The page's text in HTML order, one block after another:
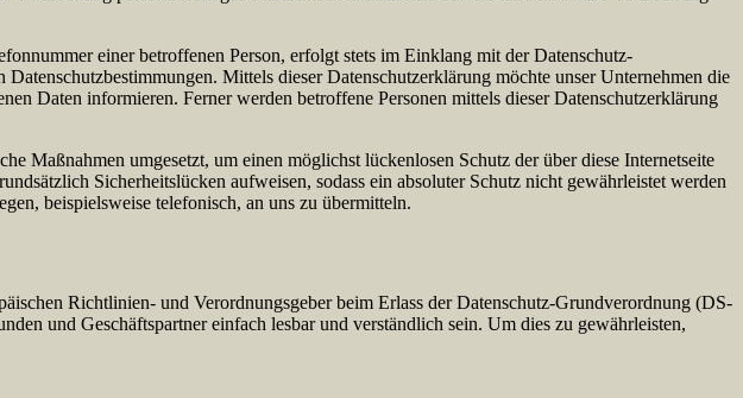
einer betroffenen Person, erfolgt stets im Einklang mit der Datenschutz-
Mittels dieser Datenschutzerklärung möchte unser Unternehmen die
Daten informieren. Ferner werden betroffene Personen mittels dieser Datenschutzerklärung
Maßnahmen umgesetzt, um einen möglichst lückenlosen Schutz der über diese Internetseite
Sicherheitslücken aufweisen, sodass ein absoluter Schutz nicht gewährleistet werden
beispielsweise telefonisch, an uns zu übermitteln.
Richtlinien- und Verordnungsgeber beim Erlass der Datenschutz-Grundverordnung (DS-
und Geschäftspartner einfach lesbar und verständlich sein. Um dies zu gewährleisten,